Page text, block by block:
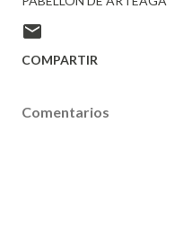
COMPARTIR
Comentarios